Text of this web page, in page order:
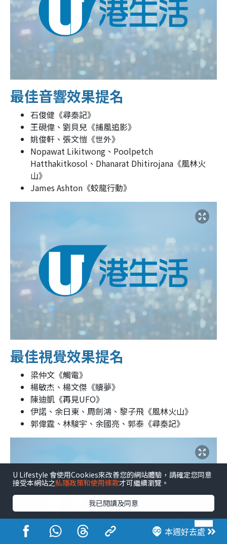
最佳音響效果提名
石俊健《尋秦記》
王硯偉、劉貝兒《捕風追影》
姚俊軒、張文愷《世外》
Nopawat Likitwong、Poolpetch
Hatthakitkosol、Dhanarat Dhitirojana《風林火
山》
James Ashton《蛟龍行動》
最佳視覺效果提名
梁仲文《觸電》
楊敏杰、楊文傑《贖夢》
陳迪凱《再見UFO》
伊諾、余日東、周劍鴻、黎子飛《風林火山》
郭偉霆、林駿宇、余國亮、郭泰《尋秦記》
本週好去處
U Lifestyle 會使用Cookies來改善您的網站體驗，請確定您同意
接受本網站之私隱政策和使用條款才可繼續瀏覽。
我已閱讀及同意